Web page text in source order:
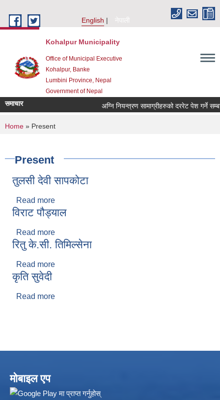
English
नेपाली
Kohalpur Municipality
Office of Municipal Executive
Kohalpur, Banke
Lumbini Province, Nepal
Government of Nepal
समाचार
You are here
Home » Present
Present
तुलसी देवी सापकोटा
Read more
विराट पौड्याल
Read more
रितु के.सी. तिमिल्सेना
Read more
कृति सुवेदी
Read more
मोबाइल एप